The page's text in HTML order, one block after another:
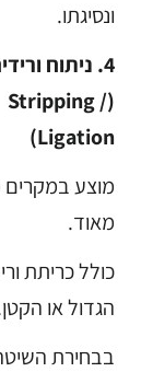
ונסיגתו.
4. ניתוח
(Stripping /
Ligation)
מוצע
מאוד.
כולל כריתת
הגדול או
בבחירת